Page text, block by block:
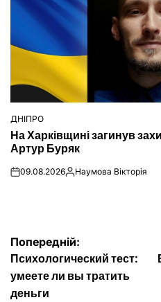
ОПУБЛІКУВАТИ
У
ДНІПРО
На Харківщині загинув
Артур Буряк
on09.08.2026Опубліковано
Наумова Вікторія
Навігація
записів
Попередній:
Психологический тест:
умеете ли вы тратить
деньги